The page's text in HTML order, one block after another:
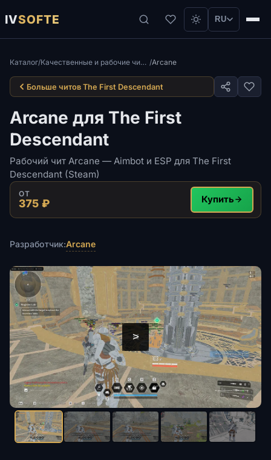
IVSOFTE RU
Каталог/ Качественные и рабочие читы для The First Descendant /Arcane
Больше читов The First Descendant
Arcane для The First
Descendant
Рабочий чит Arcane — Aimbot и ESP для The First
Descendant (Steam)
ОТ
375 ₽ Купить
Разработчик:Arcane
<
>